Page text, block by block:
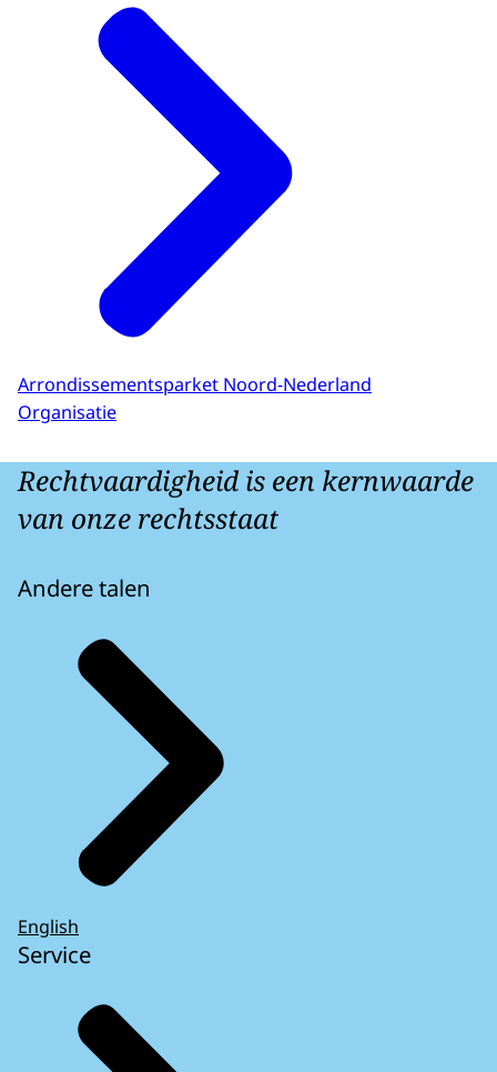
Arrondissementsparket Noord-Nederland
Organisatie
Rechtvaardigheid is een kernwaarde
van onze rechtsstaat
Andere talen
English
Service